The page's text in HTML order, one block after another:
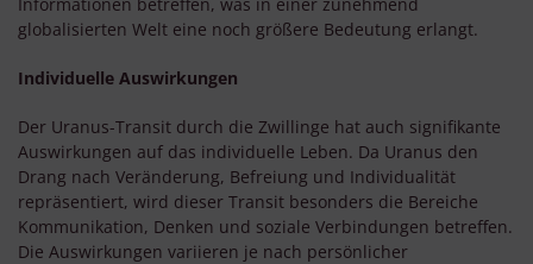
globalisierten Welt eine noch größere Bedeutung erlangt.
Individuelle Auswirkungen
Der Uranus-Transit durch die Zwillinge hat auch signifikante
Auswirkungen auf das individuelle Leben. Da Uranus den
Drang nach Veränderung, Befreiung und Individualität
repräsentiert, wird dieser Transit besonders die Bereiche
Kommunikation, Denken und soziale Verbindungen betreffen.
Die Auswirkungen variieren je nach persönlicher